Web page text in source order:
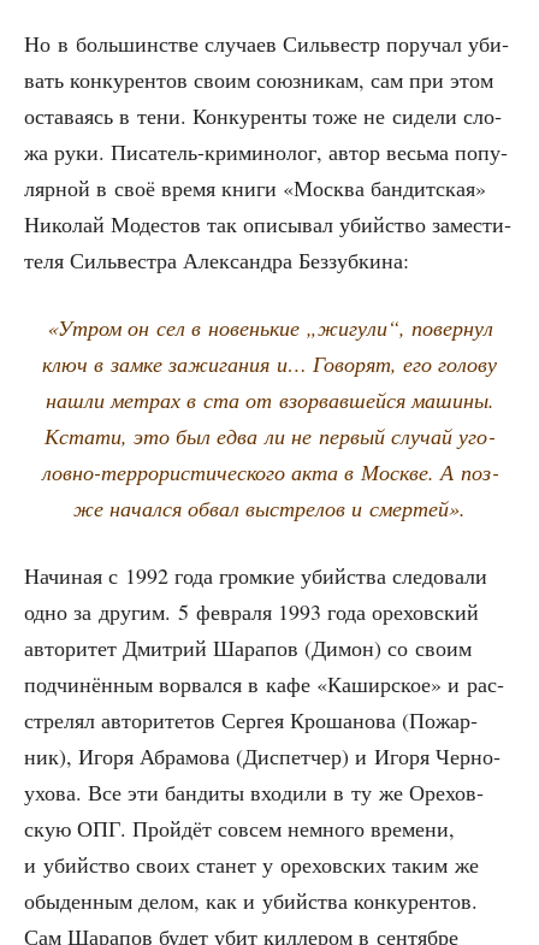
Но в боль­шин­стве слу­ча­ев Силь­вестр пору­чал уби­
вать кон­ку­рен­тов сво­им союз­ни­кам, сам при этом
оста­ва­ясь в тени. Кон­ку­рен­ты тоже не сиде­ли сло­
жа руки. Писа­тель-кри­ми­но­лог, автор весь­ма попу­
ляр­ной в своё вре­мя кни­ги «Москва бан­дит­ская»
Нико­лай Моде­стов так опи­сы­вал убий­ство заме­сти­
те­ля Силь­ве­ст­ра Алек­сандра Беззубкина:
«Утром он сел в новень­кие „жигу­ли“, повер­нул
ключ в зам­ке зажи­га­ния и… Гово­рят, его голо­ву
нашли мет­рах в ста от взо­рвав­шей­ся маши­ны.
Кста­ти, это был едва ли не пер­вый слу­чай уго­
лов­но-тер­ро­ри­сти­че­ско­го акта в Москве. А поз­
же начал­ся обвал выстре­лов и смертей».
Начи­ная с 1992 года гром­кие убий­ства сле­до­ва­ли
одно за дру­гим. 5 фев­ра­ля 1993 года оре­хов­ский
авто­ри­тет Дмит­рий Шара­пов (Димон) со сво­им
под­чи­нён­ным ворвал­ся в кафе «Кашир­ское» и рас­
стре­лял авто­ри­те­тов Сер­гея Кро­ша­но­ва (Пожар­
ник), Иго­ря Абра­мо­ва (Дис­пет­чер) и Иго­ря Чер­но­
ухо­ва. Все эти бан­ди­ты вхо­ди­ли в ту же Оре­хов­
скую ОПГ. Прой­дёт совсем немно­го вре­ме­ни,
и убий­ство сво­их ста­нет у оре­хов­ских таким же
обы­ден­ным делом, как и убий­ства кон­ку­рен­тов.
Сам Шара­пов будет убит кил­ле­ром в сен­тяб­ре